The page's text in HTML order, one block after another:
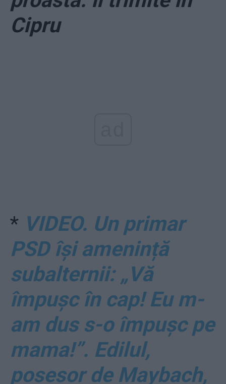
Cipru
* VIDEO. Un primar
PSD își amenință
subalternii: „Vă
împușc în cap! Eu m-
am dus s-o împuşc pe
mama!”. Edilul,
posesor de Maybach,